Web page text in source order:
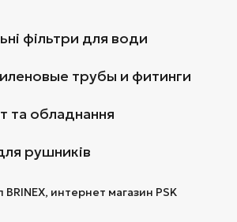
фільтри для води
трубы и фитинги
та обладнання
рушників